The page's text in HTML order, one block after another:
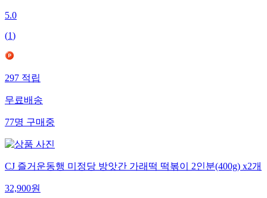
5.0
(1)
297적립
무료배송
77명구매중
CJ 즐거운동행 미정당 방앗간 가래떡 떡볶이 2인분(400g) x2개
32,900원